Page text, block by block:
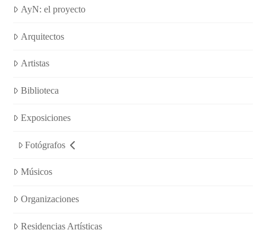
AyN: el proyecto
Arquitectos
Artistas
Biblioteca
Exposiciones
Fotógrafos
Músicos
Organizaciones
Residencias Artísticas